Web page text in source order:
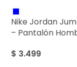
Nike Jordan
– Pantalón
$ 3.499